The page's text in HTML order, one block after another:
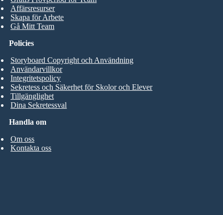
Affärsresurser
Skapa för Arbete
Gå Mitt Team
Handla om
Om oss
Kontakta oss
Policies
Storyboard Copyright och Användning
Användarvillkor
Integritetspolicy
Sekretess och Säkerhet för Skolor och Elever
Tillgänglighet
Dina Sekretessval